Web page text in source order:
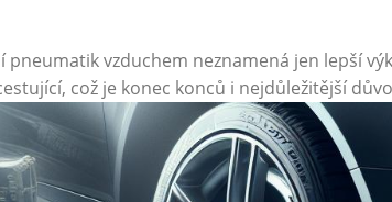
pneumatik vzduchem neznamená jen lepší
což je konec konců i nejdůležitější